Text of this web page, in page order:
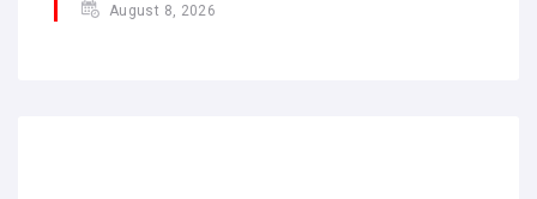
August 8, 2026